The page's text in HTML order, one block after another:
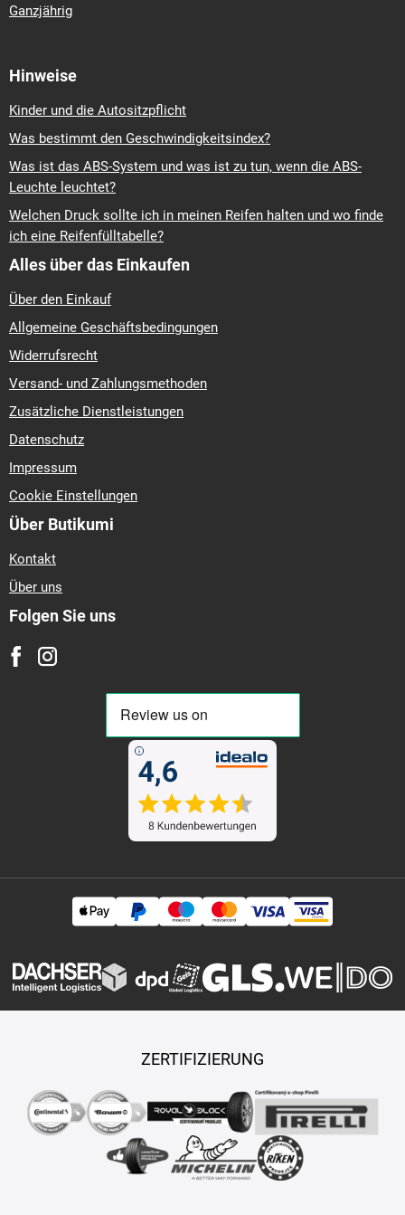
Ganzjährig
Hinweise
Kinder und die Autositzpflicht
Was bestimmt den Geschwindigkeitsindex?
Was ist das ABS-System und was ist zu tun, wenn die ABS-
Leuchte leuchtet?
Welchen Druck sollte ich in meinen Reifen halten und wo finde
ich eine Reifenfülltabelle?
Alles über das Einkaufen
Über den Einkauf
Allgemeine Geschäftsbedingungen
Widerrufsrecht
Versand- und Zahlungsmethoden
Zusätzliche Dienstleistungen
Datenschutz
Impressum
Cookie Einstellungen
Über Butikumi
Kontakt
Über uns
Folgen Sie uns
ZERTIFIZIERUNG